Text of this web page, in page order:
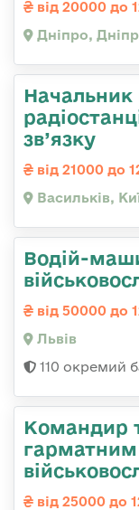
від 20000 до
Дніпро,
Начальник
зв’язку
від 21000 до
Васильків,
Водій-
від 50000 до
Львів
110 окремий
Командиp
від 25000 до